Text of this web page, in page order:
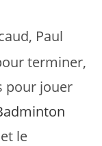
Paul
terminer,
pour jouer
le